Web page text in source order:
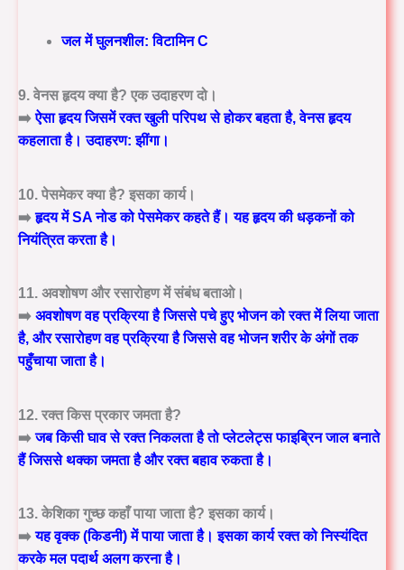
जल में घुलनशील: विटामिन C
9. वेनस हृदय क्या है? एक उदाहरण दो।
➡️ऐसा हृदय जिसमें रक्त खुली परिपथ से होकर बहता है, वेनस हृदय
कहलाता है। उदाहरण: झींगा।
10. पेसमेकर क्या है? इसका कार्य।
➡️हृदय में SA नोड को पेसमेकर कहते हैं। यह हृदय की धड़कनों को
नियंत्रित करता है।
11. अवशोषण और रसारोहण में संबंध बताओ।
➡️ अवशोषण वह प्रक्रिया है जिससे पचे हुए भोजन को रक्त में लिया जाता
है, और रसारोहण वह प्रक्रिया है जिससे वह भोजन शरीर के अंगों तक
पहुँचाया जाता है।
12. रक्त किस प्रकार जमता है?
➡️जब किसी घाव से रक्त निकलता है तो प्लेटलेट्स फाइब्रिन जाल बनाते
हैं जिससे थक्का जमता है और रक्त बहाव रुकता है।
13. केशिका गुच्छ कहाँ पाया जाता है? इसका कार्य।
➡️यह वृक्क (किडनी) में पाया जाता है। इसका कार्य रक्त को निस्यंदित
करके मल पदार्थ अलग करना है।